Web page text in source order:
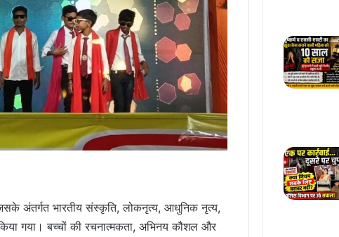
अंतर्गत भारतीय संस्कृति, लोकनृत्य, आधुनिक नृत्य,
गया। बच्चों की रचनात्मकता, अभिनय कौशल और